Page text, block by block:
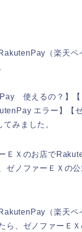
（楽天ペ
使えるの？】
エラー】【
みました。
ＥＸのお店で
ゼノファーＥＸの
（楽天ペ
ら、ゼノファーＥ